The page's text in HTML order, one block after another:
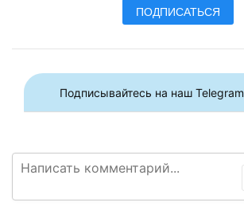
ПОДПИСАТЬСЯ
Подписывайтесь на наш Telegram